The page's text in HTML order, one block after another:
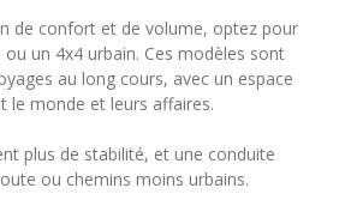
de confort et de volume, optez pour
un 4x4 urbain. Ces modèles sont
au long cours, avec un espace
le monde et leurs affaires.
plus de stabilité, et une conduite
ou chemins moins urbains.